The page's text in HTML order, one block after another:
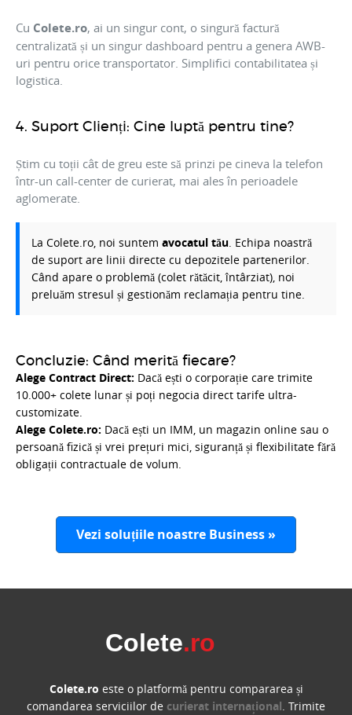
Cu Colete.ro, ai un singur cont, o singură factură
centralizată și un singur dashboard pentru a genera AWB-
uri pentru orice transportator. Simplifici contabilitatea și
logistica.
4. Suport Clienți: Cine luptă pentru tine?
Știm cu toții cât de greu este să prinzi pe cineva la telefon
într-un call-center de curierat, mai ales în perioadele
aglomerate.
La Colete.ro, noi suntem avocatul tău. Echipa noastră
de suport are linii directe cu depozitele partenerilor.
Când apare o problemă (colet rătăcit, întârziat), noi
preluăm stresul și gestionăm reclamația pentru tine.
Concluzie: Când merită fiecare?
Alege Contract Direct: Dacă ești o corporație care trimite
10.000+ colete lunar și poți negocia direct tarife ultra-
customizate.
Alege Colete.ro: Dacă ești un IMM, un magazin online sau o
persoană fizică și vrei prețuri mici, siguranță și flexibilitate fără
obligații contractuale de volum.
Vezi soluțiile noastre Business »
Colete.ro
Colete.ro este o platformă pentru compararea și
comandarea serviciilor de curierat internațional. Trimite